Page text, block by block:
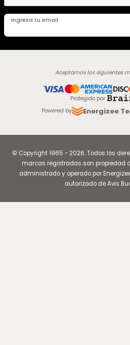
Ingresa tu email
Aceptamos los siguientes
Protegido por:
Powered by
Energizee
© Copyright1965 - 2026.Todos los
marcas registradas son propiedad
administrado y operado por
autorizado de Avis